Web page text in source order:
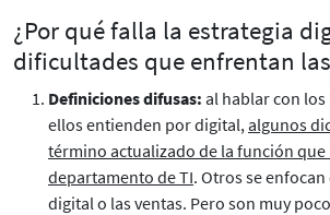
¿Por qué falla la estrategia
dificultades que enfrentan
Definiciones difusas: al hablar con
ellos entienden por digital, algunos
término actualizado de la función que
departamento de TI. Otros se
digital o las ventas. Pero son muy